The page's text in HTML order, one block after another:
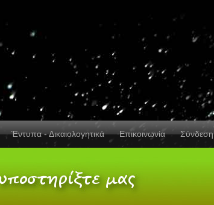
Έντυπα - Δικαιολογητικά Επικοινωνία Σύνδεση